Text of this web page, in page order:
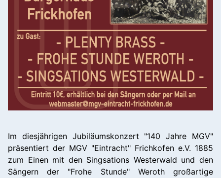
Im diesjährigen Jubiläumskonzert "140 Jahre MGV"
präsentiert der MGV "Eintracht" Frichkofen e.V. 1885
zum Einen mit den Singsations Westerwald und den
Sängern der "Frohe Stunde" Weroth großartige